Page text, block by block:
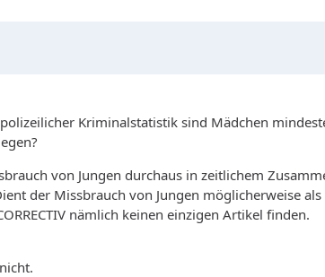
Kriminalstatistik sind Mädchen
von Jungen durchaus in zeitlichem
der Missbrauch von Jungen möglicherweise
nämlich keinen einzigen Artikel finden.